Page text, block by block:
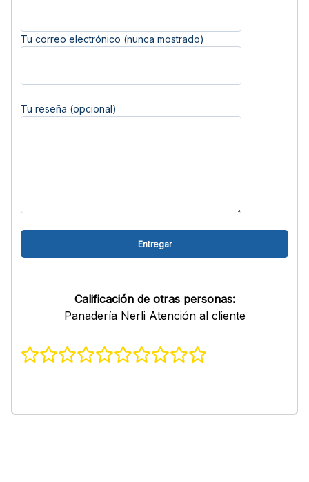
Tu correo electrónico (nunca mostrado)
Tu reseña (opcional)
Calificación de otras personas:
Panadería Nerli Atención al cliente